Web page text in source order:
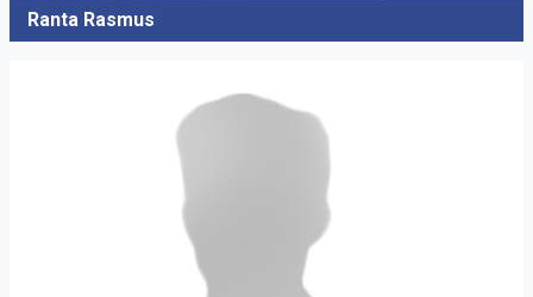
Ranta Rasmus